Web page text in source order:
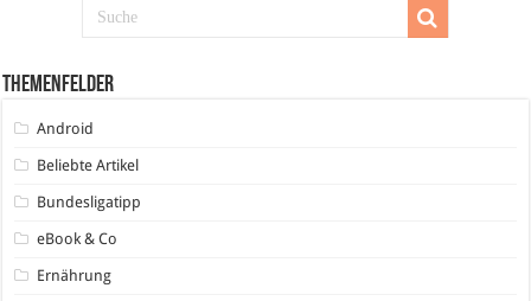
Themenfelder
Android
Beliebte Artikel
Bundesligatipp
eBook & Co
Ernährung